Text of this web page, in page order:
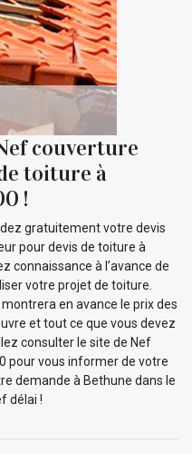
couverture
toiture à
!
gratuitement votre devis
pour devis de toiture à
connaissance à l’avance de
votre projet de toiture.
en avance le prix des
et tout ce que vous devez
consulter le site de Nef
pour vous informer de votre
demande à Bethune dans le
délai !